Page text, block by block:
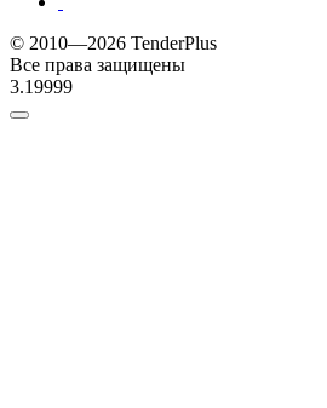
© 2010—2026 TenderPlus
Все права защищены
3.19999